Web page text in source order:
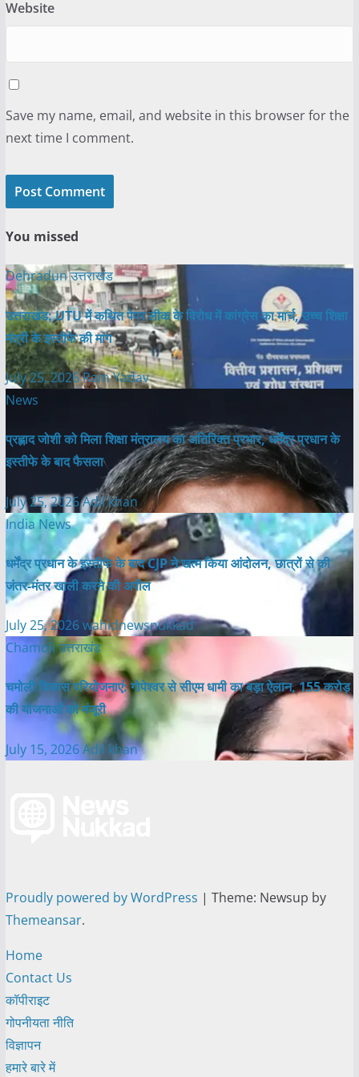
Website
Save my name, email, and website in this browser for the
next time I comment.
You missed
Dehradunउत्तराखंड
उत्तराखंड: UTU में कथित पेपर लीक के विरोध में कांग्रेस का मार्च, उच्च शिक्षा
मंत्री के इस्तीफे की मांग
July 25, 2026Ram Yadav
News
प्रह्लाद जोशी को मिला शिक्षा मंत्रालय का अतिरिक्त प्रभार, धर्मेंद्र प्रधान के
इस्तीफे के बाद फैसला
July 25, 2026Adil khan
India News
धर्मेंद्र प्रधान के इस्तीफे के बाद CJP ने खत्म किया आंदोलन, छात्रों से की
जंतर-मंतर खाली करने की अपील
July 25, 2026wahidnewsnukkad
Chamoliउत्तराखंड
चमोली विकास परियोजनाएं: गोपेश्वर से सीएम धामी का बड़ा ऐलान, 155 करोड़
की योजनाओं को मंजूरी
July 15, 2026Adil khan
Proudly powered by WordPress | Theme: Newsup by
Themeansar.
Home
Contact Us
कॉपीराइट
गोपनीयता नीति
विज्ञापन
हमारे बारे में